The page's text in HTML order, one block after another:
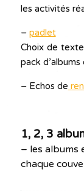
les activités
– padlet
Choix de
pack d’albums
– Echos de
1, 2, 3
– les albums
chaque